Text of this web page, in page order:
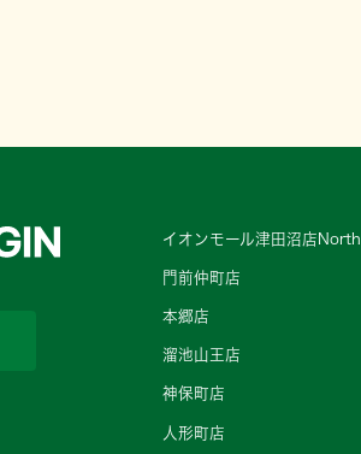
イオンモール津田沼店North
門前仲町店
本郷店
溜池山王店
神保町店
人形町店